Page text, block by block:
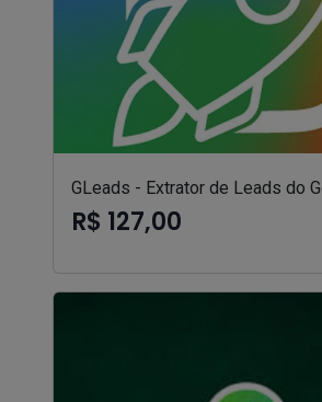
GLeads - Extrator de Leads do
R$ 127,00